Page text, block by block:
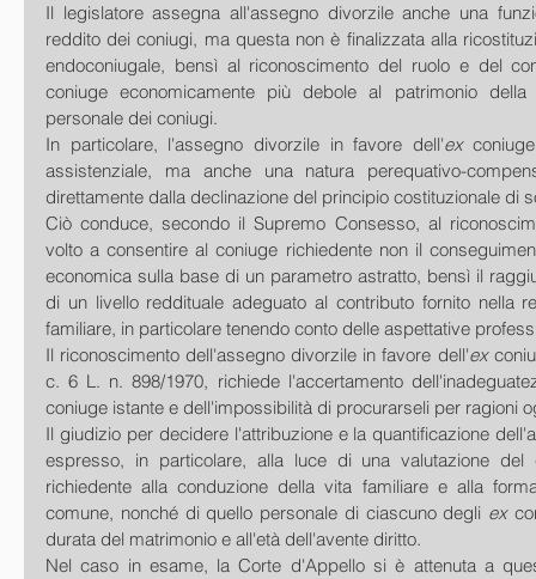
Il legislatore assegna all'assegno divorzile anche una
reddito dei coniugi, ma questa non è finalizzata alla
endoconiugale, bensì al riconoscimento del ruolo e del
coniuge economicamente più debole al patrimonio
personale dei coniugi.
In particolare, l'assegno divorzile in favore dell'ex
assistenziale, ma anche una natura perequativo-
direttamente dalla declinazione del principio costituzionale di
Ciò conduce, secondo il Supremo Consesso, al
volto a consentire al coniuge richiedente non il
economica sulla base di un parametro astratto, bensì il
di un livello reddituale adeguato al contributo fornito nella
familiare, in particolare tenendo conto delle aspettative
Il riconoscimento dell'assegno divorzile in favore dell'ex
c. 6 L. n. 898/1970, richiede l'accertamento
coniuge istante e dell'impossibilità di procurarseli per ragioni
Il giudizio per decidere l'attribuzione e la quantificazione
espresso, in particolare, alla luce di una valutazione del
richiedente alla conduzione della vita familiare e alla
comune, nonché di quello personale di ciascuno degli ex
durata del matrimonio e all'età dell'avente diritto.
Nel caso in esame, la Corte d'Appello si è attenuta a